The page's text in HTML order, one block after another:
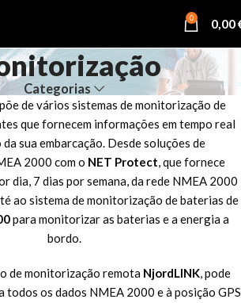
0 0,00
Categorias
de vários sistemas de monitorização de
que fornecem informações em tempo real
sua embarcação. Desde soluções de
2000 com o NET Protect, que fornece
dia, 7 dias por semana, da rede NMEA 2000
ao sistema de monitorização de baterias de
para monitorizar as baterias e a energia a
bordo.
de monitorização remota NjordLINK, pode
todos os dados NMEA 2000 e à posição GPS